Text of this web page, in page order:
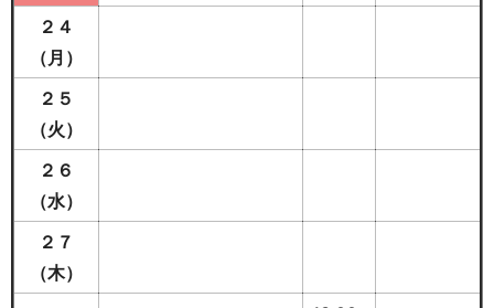
２４
（月）
２５
（火）
２６
（水）
２７
（木）